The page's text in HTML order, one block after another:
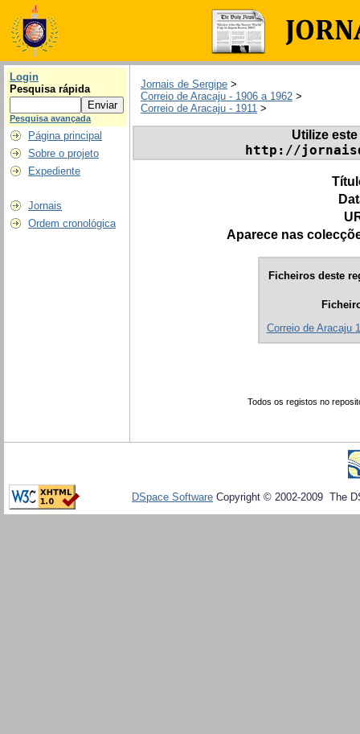
Login
Pesquisa rápida
Pesquisa avançada
Página principal
Sobre o projeto
Expediente
Jornais
Ordem cronológica
Jornais de Sergipe >
Correio de Aracaju - 1906 a 1962 >
Correio de Aracaju - 1911 >
Utilize
http://
Aparece nas
Ficheiros deste
Correio de Aracaju
Todos os registos no
DSpace Software Copyright © 2002-2009 The